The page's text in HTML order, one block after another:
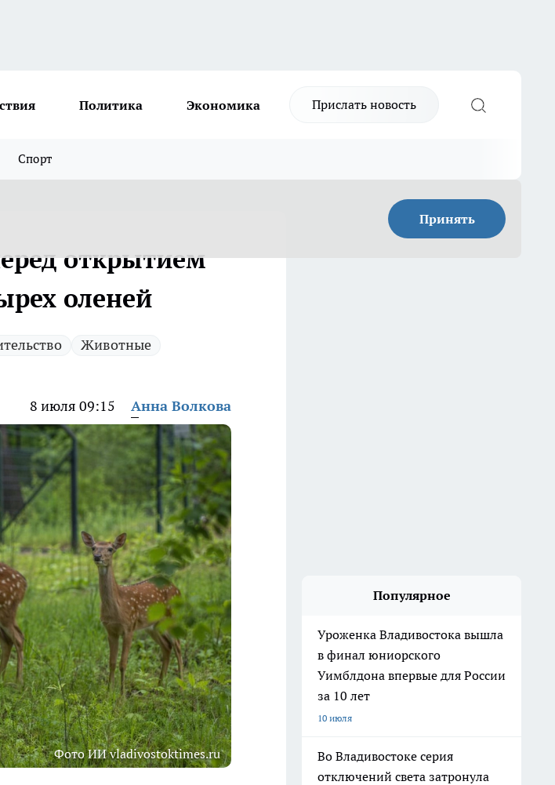
Политика Экономика Прислать новость
Спорт
Принять
открытием
оленей
Животные
8 июля 09:15 Анна Волкова
Фото ИИ vladivostoktimes.ru
Популярное
Уроженка Владивостока вышла
в финал юниорского
Уимблдона впервые для России
за 10 лет
10 июля
Во Владивостоке серия
отключений света затронула